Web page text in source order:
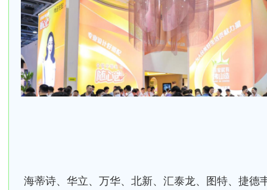
海蒂诗、华立、万华、北新、汇泰龙、图特、捷德